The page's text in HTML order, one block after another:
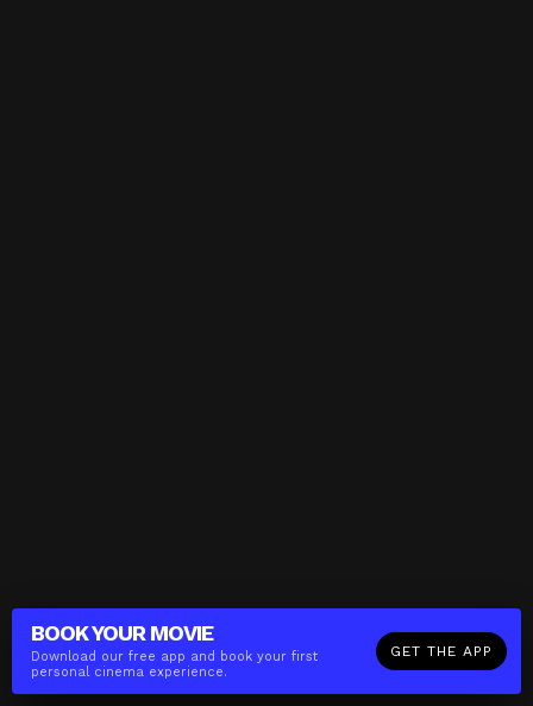
BOOK YOUR MOVIE
Download our free app and book your first
personal cinema experience.
GET THE APP